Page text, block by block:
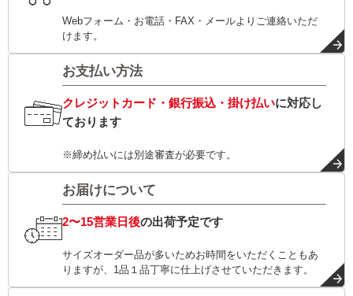
Webフォーム・お電話・FAX・メールよりご連絡いただ
けます。
お支払い方法
クレジットカード・銀行振込・掛け払いに対応し
ております
※締め払いには別途審査が必要です。
お届けについて
2〜15営業日後の出荷予定です
サイズオーダー品が多いためお時間をいただくこともあ
りますが、1品１品丁寧に仕上げさせていただきます。